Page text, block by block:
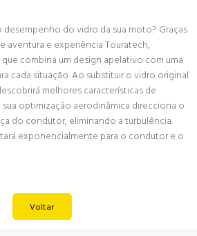
do vidro da sua moto? Graças
aventura e experiência Touratech,
combina um design apelativo com uma
cada situação. Ao substituir o vidro original
melhores características de
optimização aerodinâmica direcciona o
do condutor, eliminando a turbulência.
exponencialmente para o condutor e o
Voltar